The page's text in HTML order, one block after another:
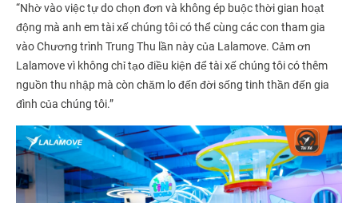
“Nhờ vào việc tự do chọn đơn và không ép buộc thời gian hoạt
động mà anh em tài xế chúng tôi có thể cùng các con tham gia
vào Chương trình Trung Thu lần này của Lalamove. Cảm ơn
Lalamove vì không chỉ tạo điều kiện để tài xế chúng tôi có thêm
nguồn thu nhập mà còn chăm lo đến đời sống tinh thần đến gia
đình của chúng tôi.”